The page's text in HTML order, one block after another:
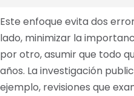
Este enfoque evita dos
lado, minimizar la
por otro, asumir que todo
años. La investigación
ejemplo, revisiones que